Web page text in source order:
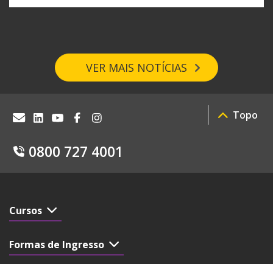
VER MAIS NOTÍCIAS
0800 727 4001
Topo
Cursos
Formas de Ingresso